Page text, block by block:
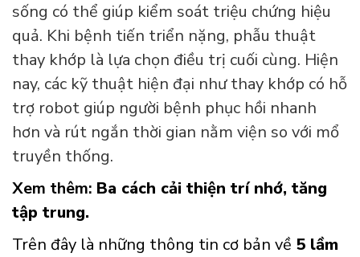
sống có thể giúp kiểm soát triệu chứng hiệu
quả. Khi bệnh tiến triển nặng, phẫu thuật
thay khớp là lựa chọn điều trị cuối cùng. Hiện
nay, các kỹ thuật hiện đại như thay khớp có hỗ
trợ robot giúp người bệnh phục hồi nhanh
hơn và rút ngắn thời gian nằm viện so với mổ
truyền thống.
Xem thêm: Ba cách cải thiện trí nhớ, tăng
tập trung.
Trên đây là những thông tin cơ bản về 5 lầm